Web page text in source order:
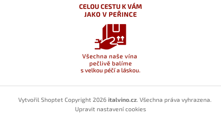
Vytvořil Shoptet Copyright 2026 italvino.cz. Všechna práva vyhrazena.
Upravit nastavení cookies